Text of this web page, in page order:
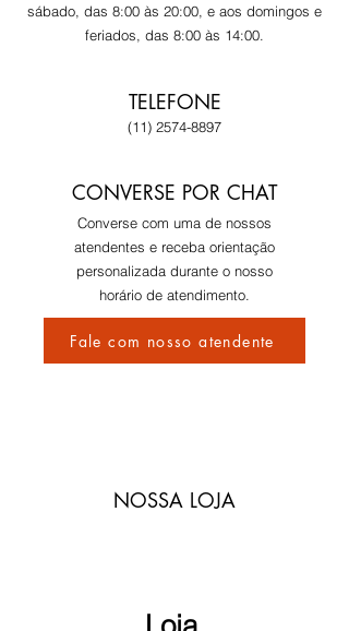
sábado, das 8:00 às 20:00, e aos domingos e
feriados, das 8:00 às 14:00.
TELEFONE
(11) 2574-8897
CONVERSE POR CHAT
Converse com uma de nossos
atendentes e receba orientação
personalizada durante o nosso
horário de atendimento.
Fale com nosso atendente
NOSSA LOJA